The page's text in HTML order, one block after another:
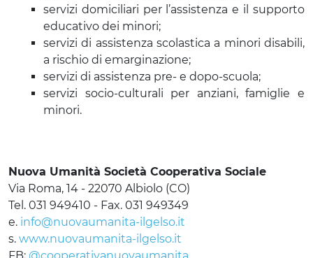
servizi domiciliari per l’assistenza e il supporto
educativo dei minori;
servizi di assistenza scolastica a minori disabili,
a rischio di emarginazione;
servizi di assistenza pre- e dopo-scuola;
servizi socio-culturali per anziani, famiglie e
minori.
Nuova Umanità Società Cooperativa Sociale
Via Roma, 14 - 22070 Albiolo (CO)
Tel. 031 949410 - Fax. 031 949349
e. info@nuovaumanita-ilgelso.it
s. www.nuovaumanita-ilgelso.it